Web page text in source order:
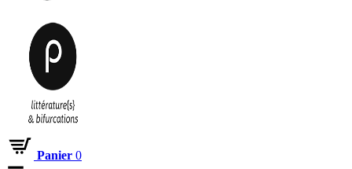
Panier 0